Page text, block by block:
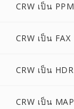
CRW เป็น PPM
CRW เป็น FAX
CRW เป็น HDR
CRW เป็น MAP